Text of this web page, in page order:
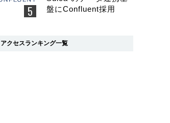
盤にConfluent採用
アクセスランキング一覧